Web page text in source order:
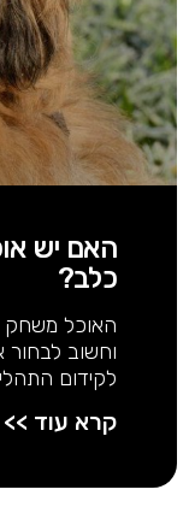
האם יש
כלב?
האוכל משחק
וחשוב לבחור
לקידום
קרא עוד >>